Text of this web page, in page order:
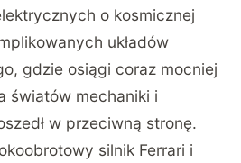
o kosmicznej
układów
gdzie osiągi coraz mocniej
światów mechaniki i
w przeciwną stronę.
silnik Ferrari i